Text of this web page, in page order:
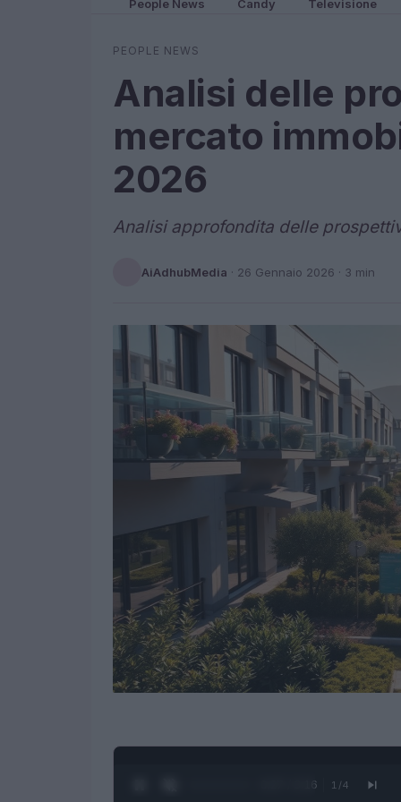
People News Candy Televisione
PEOPLE NEWS
Analisi delle
mercato
2026
Analisi approfondita delle
AiAdhubMedia · 26 Gennaio 2026 · 3 min
0:28 / 3:16 1 /4